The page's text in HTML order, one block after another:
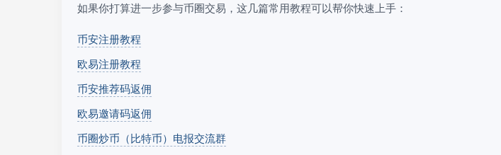
如果你打算进一步参与币圈交易，这几篇常用教程可以帮你快速上手：
币安注册教程
欧易注册教程
币安推荐码返佣
欧易邀请码返佣
币圈炒币（比特币）电报交流群